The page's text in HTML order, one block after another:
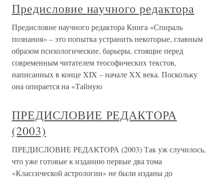
Предисловие научного редактора
Предисловие научного редактора Книга «Спираль
познания» – это попытка устранить некоторые, главным
образом психологические, барьеры, стоящие перед
современным читателем теософических текстов,
написанных в конце XIX – начале XX века. Поскольку
она опирается на «Тайную
ПРЕДИСЛОВИЕ РЕДАКТОРА
(2003)
ПРЕДИСЛОВИЕ РЕДАКТОРА (2003) Так уж случилось,
что уже готовые к изданию первые два тома
«Классической астрологии» не были изданы до